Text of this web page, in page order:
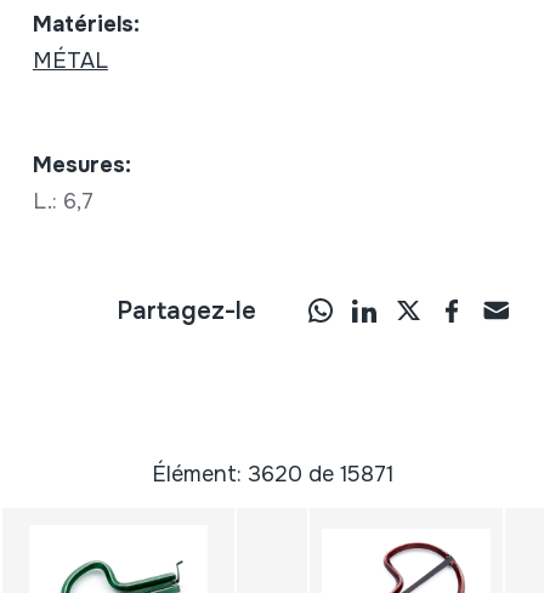
Matériels:
MÉTAL
Mesures:
L.: 6,7
Partagez-le
Élément: 3620 de 15871